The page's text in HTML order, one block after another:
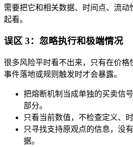
需要把它和相关数据、时间点、流
起看。
误区 3：忽略执行和极端情况
很多风险平时看不出来，只有在价格
事件落地或规则触发时才会暴露。
把熔断机制当成单独的买卖信
部分。
只看当前数值，不检查定义、
只寻找支持原观点的信息，没
据。